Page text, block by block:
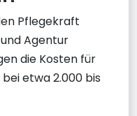
Pflegekraft
Agentur
die Kosten für
etwa 2.000 bis